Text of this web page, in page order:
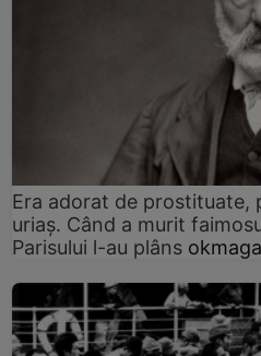
Era adorat de prostituate,
uriaș. Când a murit
Parisului l-au plâns